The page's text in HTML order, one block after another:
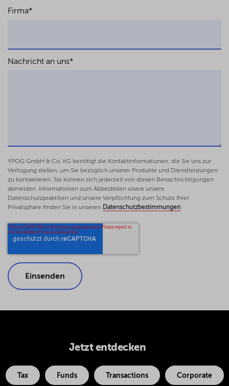
Firma*
Nachricht an uns*
YPOG GmbH & Co. KG benötigt die Kontaktinformationen, die Sie uns zur
Verfügung stellen, um Sie bezüglich unserer Produkte und Dienstleistungen
zu kontaktieren. Sie können sich jederzeit von diesen Benachrichtigungen
abmelden. Informationen zum Abbestellen sowie unsere
Datenschutzpraktiken und unsere Verpflichtung zum Schutz Ihrer
Privatsphäre finden Sie in unseren Datenschutzbestimmungen.
Jetzt entdecken
Tax Funds Transactions Corporate